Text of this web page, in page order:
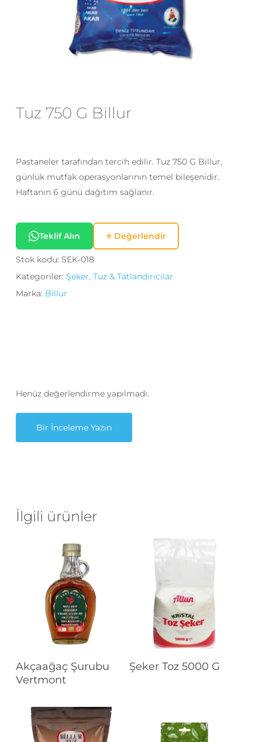
Tuz 750 G Billur
Pastaneler tarafından tercih edilir. Tuz 750 G Billur,
günlük mutfak operasyonlarının temel bileşenidir.
Haftanın 6 günü dağıtım sağlanır.
Teklif Alın ⭐ Değerlendir
Stok kodu: SEK-018
Kategoriler: Şeker, Tuz & Tatlandırıcılar
Marka: Billur
Henüz değerlendirme yapılmadı.
Bir İnceleme Yazın
İlgili ürünler
Devamını Oku
Akçaağaç Şurubu
Vertmont
Devamını Oku
Şeker Toz 5000 G
E-posta*
kaydedilsin.